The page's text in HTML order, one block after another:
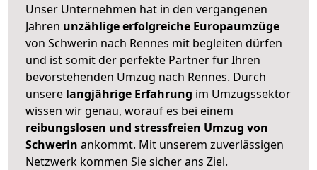
Unser Unternehmen hat in den vergangenen
Jahren unzählige erfolgreiche Europaumzüge
von Schwerin nach Rennes mit begleiten dürfen
und ist somit der perfekte Partner für Ihren
bevorstehenden Umzug nach Rennes. Durch
unsere langjährige Erfahrung im Umzugssektor
wissen wir genau, worauf es bei einem
reibungslosen und stressfreien Umzug von
Schwerin ankommt. Mit unserem zuverlässigen
Netzwerk kommen Sie sicher ans Ziel.